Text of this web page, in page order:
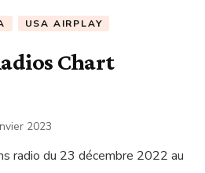
USA AIRPLAY
Chart
2023
radio du 23 décembre 2022 au